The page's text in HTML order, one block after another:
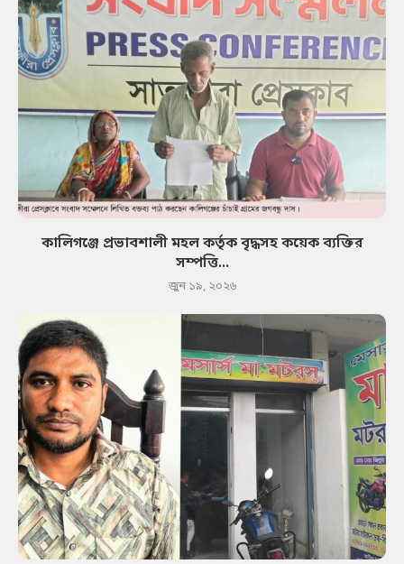
কালিগঞ্জে প্রভাবশালী মহল কর্তৃক বৃদ্ধসহ কয়েক ব্যক্তির
সম্পত্তি...
জুন ১৯, ২০২৬